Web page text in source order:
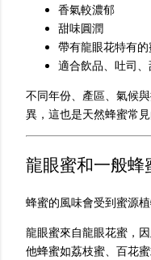
香氣較濃郁
甜味圓潤
帶有龍眼花特有
適合飲品、吐司
不同年份、產區、氣候
異，這也是天然蜂蜜常見
龍眼蜜和一般蜂
蜂蜜的風味會受到蜜源植
龍眼蜜來自龍眼花蜜，
他蜂蜜如荔枝蜜、百花